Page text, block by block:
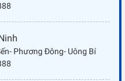
Phương Đông- Uông Bí